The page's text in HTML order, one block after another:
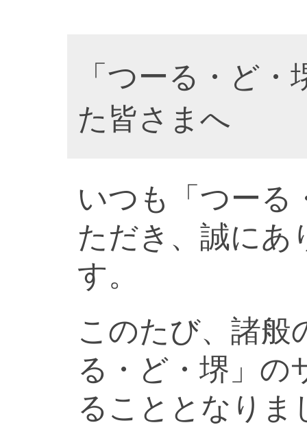
「つーる・ど
た皆さまへ
いつも「つーる
ただき、誠にあ
す。
このたび、諸般
る・ど・堺」の
ることとなりま